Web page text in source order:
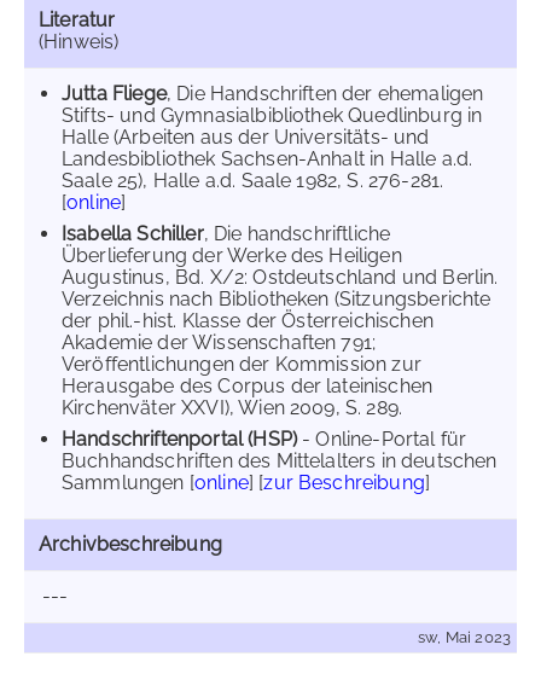
Literatur
(Hinweis)
Jutta Fliege, Die Handschriften der ehemaligen
Stifts- und Gymnasialbibliothek Quedlinburg in
Halle (Arbeiten aus der Universitäts- und
Landesbibliothek Sachsen-Anhalt in Halle a.d.
Saale 25), Halle a.d. Saale 1982, S. 276-281.
[online]
Isabella Schiller, Die handschriftliche
Überlieferung der Werke des Heiligen
Augustinus, Bd. X/2: Ostdeutschland und Berlin.
Verzeichnis nach Bibliotheken (Sitzungsberichte
der phil.-hist. Klasse der Österreichischen
Akademie der Wissenschaften 791;
Veröffentlichungen der Kommission zur
Herausgabe des Corpus der lateinischen
Kirchenväter XXVI), Wien 2009, S. 289.
Handschriftenportal (HSP)- Online-Portal für
Buchhandschriften des Mittelalters in deutschen
Sammlungen [online] [zur Beschreibung]
Archivbeschreibung
---
sw, Mai 2023